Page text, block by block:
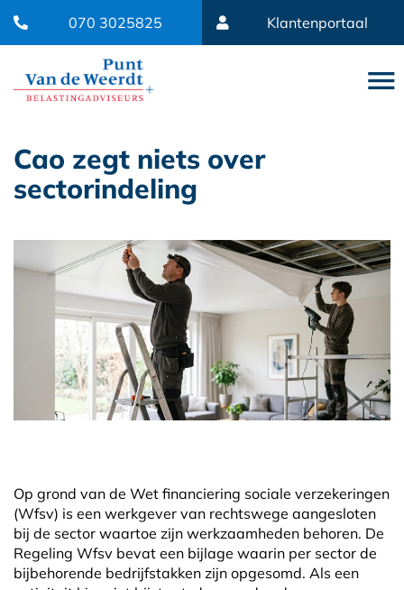
070 3025825 Klantenportaal
Cao zegt niets over
sectorindeling
Op grond van de Wet financiering sociale verzekeringen
(Wfsv) is een werkgever van rechtswege aangesloten
bij de sector waartoe zijn werkzaamheden behoren. De
Regeling Wfsv bevat een bijlage waarin per sector de
bijbehorende bedrijfstakken zijn opgesomd. Als een